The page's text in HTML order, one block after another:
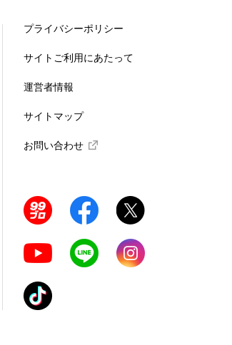
プライバシーポリシー
サイトご利用にあたって
運営者情報
サイトマップ
お問い合わせ